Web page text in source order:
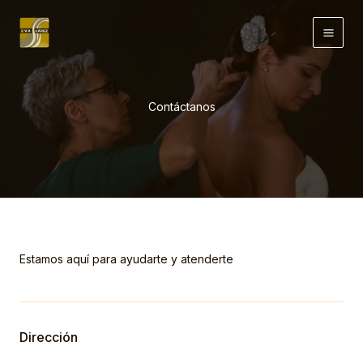
contenido
Contáctanos
Estamos aquí para ayudarte y atenderte
Dirección